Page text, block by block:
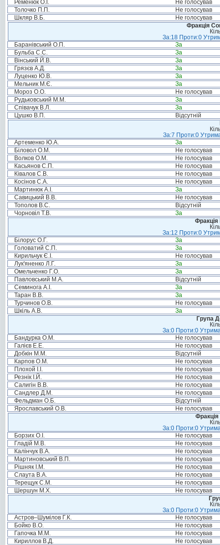
Ременюк О.І.
Не голосував
Толочко П.П.
Не голосував
Шкляр В.Б.
Не голосував
Фракція
За:18 Проти:0
Баранівський О.П.
За
Бульба С.С.
За
Вінський Й.В.
За
Грязєв А.Д.
За
Луценко Ю.В.
За
Мельник М.Є.
За
Мороз О.О.
Не голосував
Рудьковський М.М.
За
Співачук В.Л.
За
Цушко В.П.
Відсутній
За:7 Проти:0
Артеменко Ю.А.
За
Біловол О.М.
Не голосував
Волков О.М.
Не голосував
Касьянов С.П.
Не голосував
Ківалов С.В.
Не голосував
Косінов С.А.
Не голосував
Мартинюк А.І.
За
Савицький В.В.
Не голосував
Тополов В.С.
Відсутній
Чорновіл Т.В.
За
За:12 Проти:0
Білорус О.Г.
За
Головатий С.П.
За
Кирильчук Є.І.
Не голосував
Лук'яненко Л.Г.
За
Омельченко Г.О.
За
Павловський М.А.
Відсутній
Семинога А.І.
За
Таран В.В.
За
Турчинов О.В.
Не голосував
Шкіль А.В.
За
Група
За:0 Проти:0
Бандурка О.М.
Не голосував
Галієв Е.Е.
Не голосував
Добкін М.М.
Відсутній
Карпов О.М.
Не голосував
Плохой І.І.
Не голосував
Резнік І.Й.
Не голосував
Салигін В.В.
Не голосував
Сандлер Д.М.
Не голосував
Фельдман О.Б.
Відсутній
Ярославський О.В.
Не голосував
Фракція
За:0 Проти:0
Борзих О.І.
Не голосував
Гладій М.В.
Не голосував
Калінчук В.А.
Не голосував
Мартиновський В.П.
Не голосував
Рішняк І.М.
Не голосував
Слаута В.А.
Не голосував
Терещук С.М.
Не голосував
Шершун М.Х.
Не голосував
За:0 Проти:0
Астров–Шумілов Г.К.
Не голосував
Бойко В.О.
Не голосував
Гапочка М.М.
Не голосував
Кириллов В.Д.
Не голосував